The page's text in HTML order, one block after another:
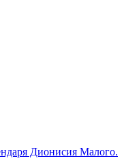
Дионисия Малого.